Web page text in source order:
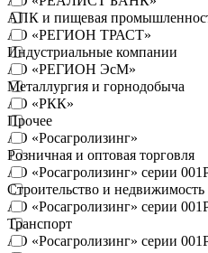
АО «РЕГИОН ТРАСТ»
АО «РЕГИОН ЭсМ»
АО «РКК»
АО «Росагролизинг»
АО «Росагролизинг» серии
АО «Росагролизинг» серии
АО «Росагролизинг» серии
АПК и пищевая
Индустриальные компании
Металлургия и горнодобыча
Прочее
Розничная и оптовая торговля
Строительство и недвижимость
Транспорт